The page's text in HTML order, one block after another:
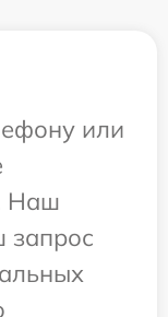
или
Наш
запрос